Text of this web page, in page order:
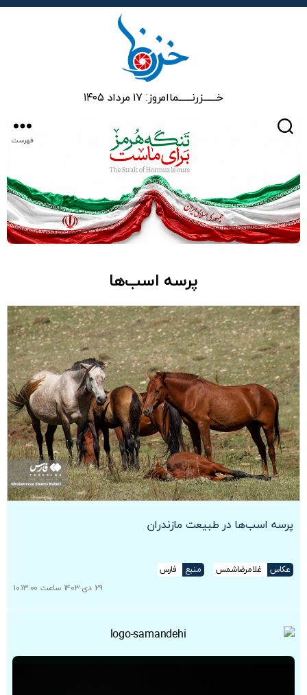
خـــــــزرنـــــــماامروز: ۱۷ مرداد ۱۴۰۵
فهرست
پرسه اسب‌ها
پرسه اسب‌ها در طبیعت مازندران
عکاس غلامرضاشمس منبع
فارس
۲۹ دی ۱۴۰۳ ساعت ۱۰:۱۳:۰۰